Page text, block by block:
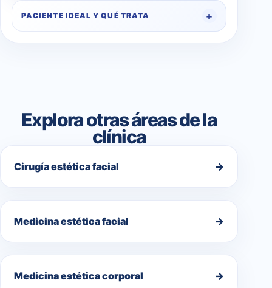
PACIENTE IDEAL Y QUÉ TRATA
Explora otras áreas de la
clínica
Cirugía estética facial →
Medicina estética facial →
Medicina estética corporal →